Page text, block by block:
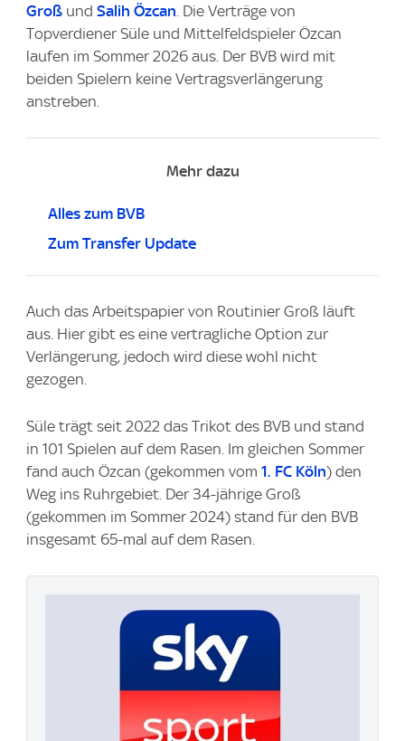
Groß und Salih Özcan . Die Verträge von
Topverdiener Süle und Mittelfeldspieler Özcan
laufen im Sommer 2026 aus. Der BVB wird mit
beiden Spielern keine Vertragsverlängerung
anstreben.
Mehr dazu
Alles zum BVB
Zum Transfer Update
Auch das Arbeitspapier von Routinier Groß läuft
aus. Hier gibt es eine vertragliche Option zur
Verlängerung, jedoch wird diese wohl nicht
gezogen.
Süle trägt seit 2022 das Trikot des BVB und stand
in 101 Spielen auf dem Rasen. Im gleichen Sommer
fand auch Özcan (gekommen vom 1. FC Köln) den
Weg ins Ruhrgebiet. Der 34-jährige Groß
(gekommen im Sommer 2024) stand für den BVB
insgesamt 65-mal auf dem Rasen.